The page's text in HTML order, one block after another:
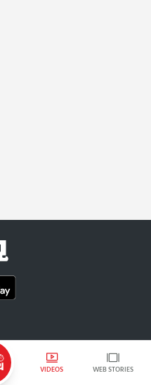
VIDEOS WEB STORIES